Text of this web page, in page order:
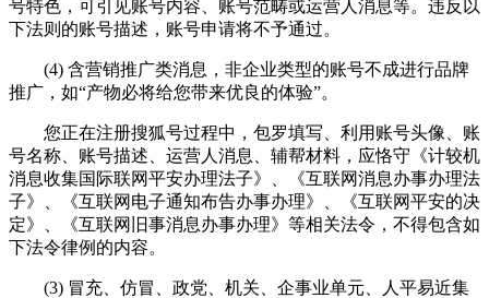
号特色，可引见账号内容、账号范畴或运营人消息等。违反以
下法则的账号描述，账号申请将不予通过。
(4) 含营销推广类消息，非企业类型的账号不成进行品牌
推广，如“产物必将给您带来优良的体验”。
您正在注册搜狐号过程中，包罗填写、利用账号头像、账
号名称、账号描述、运营人消息、辅帮材料，应恪守《计较机
消息收集国际联网平安办理法子》、《互联网消息办事办理法
子》、《互联网电子通知布告办事办理》、《互联网平安的决
定》、《互联网旧事消息办事办理》等相关法令，不得包含如
下法令律例的内容。
(3) 冒充、仿冒、政党、机关、企事业单元、人平易近集